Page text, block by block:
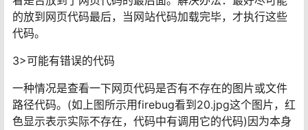
的放到网页代码最后，当网站代码加载完毕，才执行这些
代码。
3>可能有错误的代码
一种情况是查看一下网页代码是否有不存在的图片或文件
路径代码。(如上图所示用firebug看到20.jpg这个图片，红
色显示表示实际不存在，代码中有调用它的代码)因为本身